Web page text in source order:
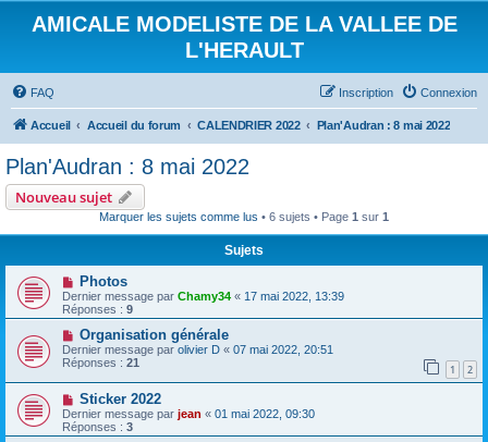
AMICALE MODELISTE DE LA VALLEE DE
L'HERAULT
FAQ Connexion
Inscription
Accueil Accueil du forum CALENDRIER 2022 Plan'Audran : 8 mai 2022
Plan'Audran : 8 mai 2022
Nouveau sujet
Marquer les sujets comme lus • 6 sujets • Page 1 sur 1
Sujets
Photos
Dernier message par Chamy34 « 17 mai 2022, 13:39
Réponses : 9
Organisation générale
Dernier message par olivier D « 07 mai 2022, 20:51
Réponses : 21 1 2
Sticker 2022
Dernier message par jean « 01 mai 2022, 09:30
Réponses : 3